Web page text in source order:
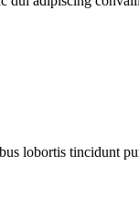
lobortis tincidunt